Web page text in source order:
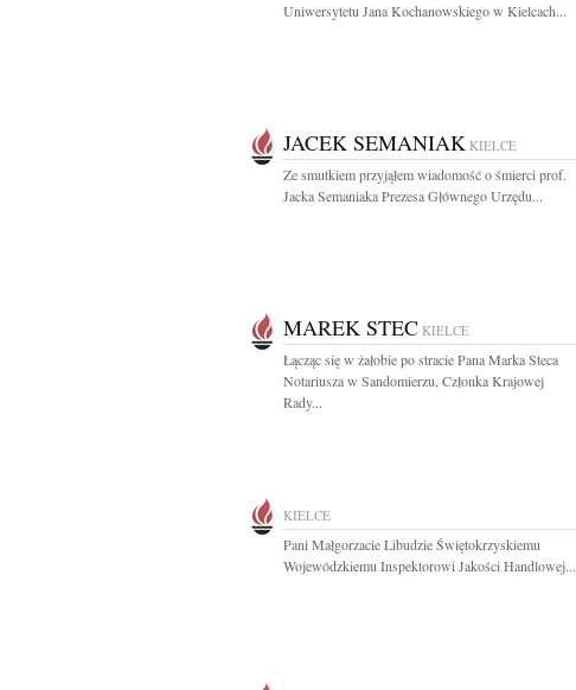
Uniwersytetu Jana Kochanowskiego w Kielcach...
JACEK SEMANIAK KIELCE
Ze smutkiem przyjąłem wiadomość o śmierci prof.
Jacka Semaniaka Prezesa Głównego Urzędu...
MAREK STEC KIELCE
Łącząc się w żałobie po stracie Pana Marka Steca
Notariusza w Sandomierzu, Członka Krajowej
Rady...
KIELCE
Pani Małgorzacie Libudzie Świętokrzyskiemu
Wojewódzkiemu Inspektorowi Jakości Handlowej...